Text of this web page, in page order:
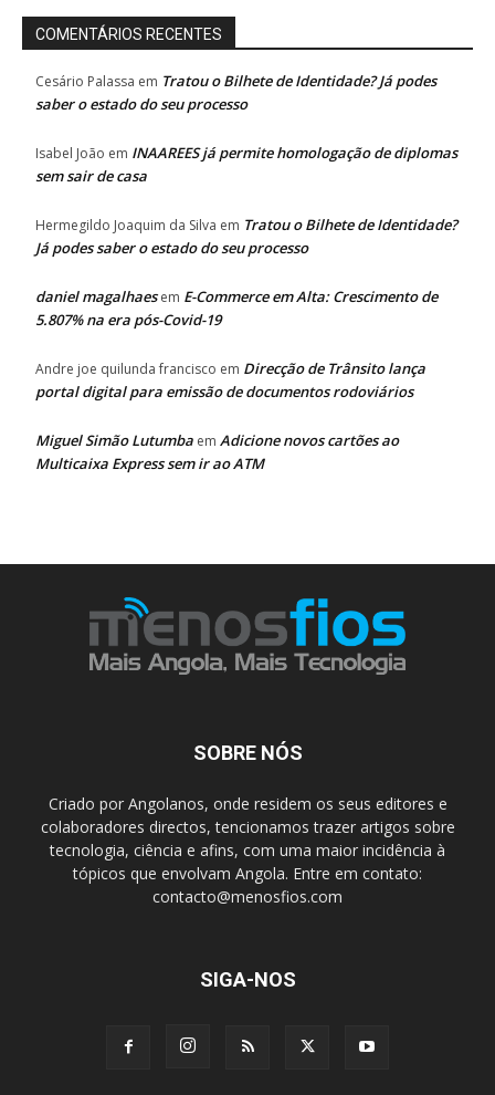
COMENTÁRIOS RECENTES
Cesário Palassa em Tratou o Bilhete de Identidade? Já podes
saber o estado do seu processo
Isabel João em INAAREES já permite homologação de diplomas
sem sair de casa
Hermegildo Joaquim da Silva em Tratou o Bilhete de Identidade?
Já podes saber o estado do seu processo
daniel magalhaesem E-Commerce em Alta: Crescimento de
5.807% na era pós-Covid-19
Andre joe quilunda francisco em Direcção de Trânsito lança
portal digital para emissão de documentos rodoviários
Miguel Simão Lutumba em Adicione novos cartões ao
Multicaixa Express sem ir ao ATM
SOBRE NÓS
Criado por Angolanos, onde residem os seus editores e
colaboradores directos, tencionamos trazer artigos sobre
tecnologia, ciência e afins, com uma maior incidência à
tópicos que envolvam Angola. Entre em contato:
contacto@menosfios.com
SIGA-NOS